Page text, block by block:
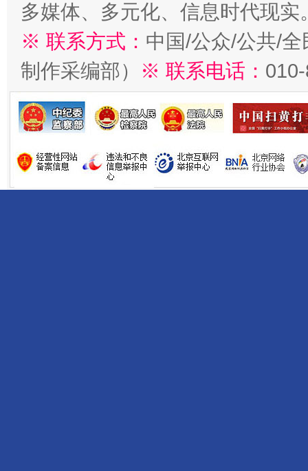
多媒体、多元化、信息时代现实
※ 联系方式： 中国/公众/公共/
制作采编部）
※ 联系电话：